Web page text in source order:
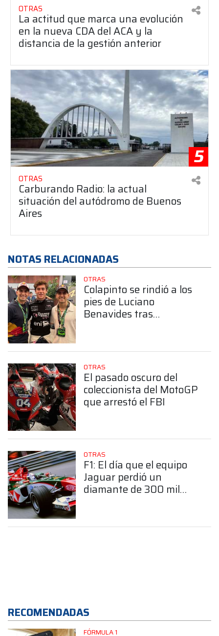
OTRAS
La actitud que marca una evolución
en la nueva CDA del ACA y la
distancia de la gestión anterior
5
OTRAS
Carburando Radio: la actual
situación del autódromo de Buenos
Aires
NOTAS RELACIONADAS
OTRAS
Colapinto se rindió a los
pies de Luciano
Benavides tras
argentina”
OTRAS
El pasado oscuro del
coleccionista del MotoGP
que arrestó el FBI
OTRAS
F1: El día que el equipo
Jaguar perdió un
diamante de 300 mil
RECOMENDADAS
FÓRMULA 1